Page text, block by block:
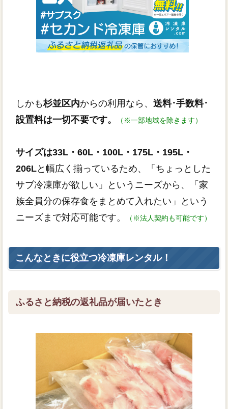
しかも杉並区内からの利用なら、 送料･手数料･
設置料は一切不要です。
（※一部地域を除きます）
サイズは33L・60L・100L・175L・195L・
206Lと幅広く揃っているため、「ちょっとした
サブ冷凍庫が欲しい」というニーズから、「家
族全員分の保存食をまとめて入れたい」という
ニーズまで対応可能です。
（※法人契約も可能です）
こんなときに役立つ冷凍庫レンタル！
ふるさと納税の返礼品が届いたとき